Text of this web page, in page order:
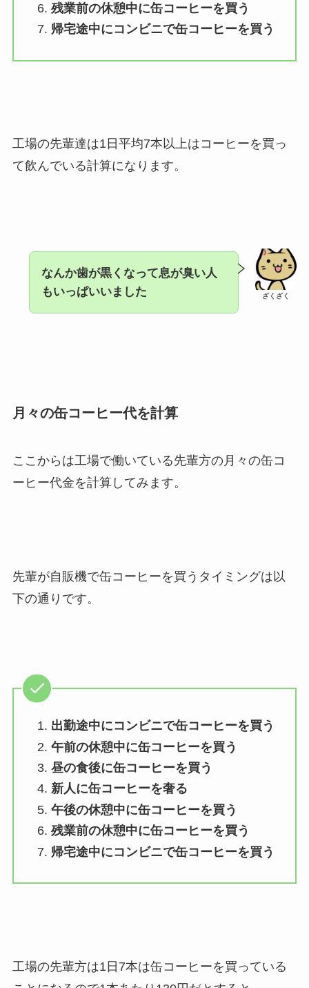
残業前の休憩中に缶コーヒーを買う
帰宅途中にコンビニで缶コーヒーを買う
工場の先輩達は1日平均7本以上はコーヒーを買っ
て飲んでいる計算になります。
ざくざく
なんか歯が黒くなって息が臭い人
もいっぱいいました
月々の缶コーヒー代を計算
ここからは工場で働いている先輩方の月々の缶コ
ーヒー代金を計算してみます。
先輩が自販機で缶コーヒーを買うタイミングは以
下の通りです。
出勤途中にコンビニで缶コーヒーを買う
午前の休憩中に缶コーヒーを買う
昼の食後に缶コーヒーを買う
新人に缶コーヒーを奢る
午後の休憩中に缶コーヒーを買う
残業前の休憩中に缶コーヒーを買う
帰宅途中にコンビニで缶コーヒーを買う
工場の先輩方は1日7本は缶コーヒーを買っている